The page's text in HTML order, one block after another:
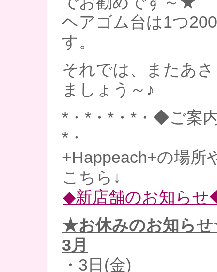
ヘアゴム台は1つ
す。
それでは、またあ
ましょう～♪
*・*・*・*・◆ご案
*・
+Happeach+の場所
こちら↓
◆新店舗のお知ら
★お休みのお知ら
3月
・3日(金)